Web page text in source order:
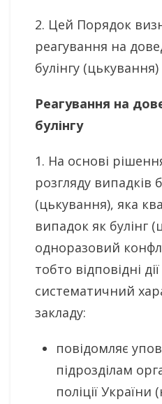
2. Цей Порядок
реагування на
булінгу (цькування)
Реагування на
булінгу
1. На основі
розгляду випадків
(цькування), яка
випадок як булінг
одноразовий
тобто відповідні
систематичний
закладу:
повідомляє
підрозділам
поліції